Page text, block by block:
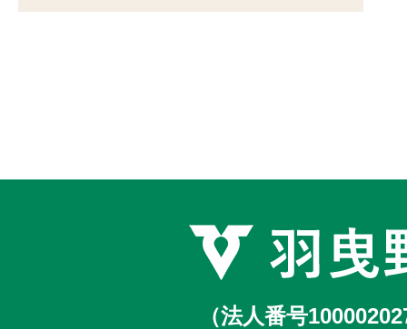
（法人番号